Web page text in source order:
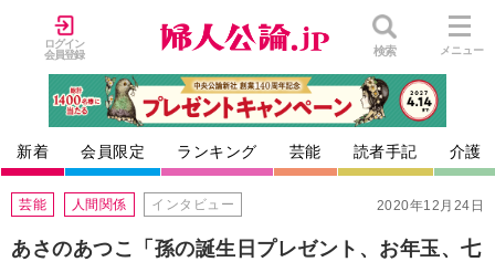
ログイン
会員登録
検索 メニュー
新着 会員限定 ランキング 芸能 読者手記 介護
2020年12月24日
芸能 人間関係 インタビュー
あさのあつこ「孫の誕生日プレゼント、お年玉、七